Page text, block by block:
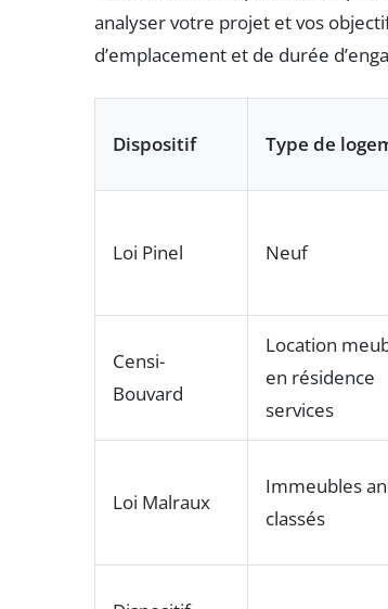
analyser votre projet et vos
d’emplacement et de durée
Dispositif Type de
Loi Pinel Neuf
Censi-
Bouvard
Location
en résidence
services
Loi Malraux
Immeubles
classés